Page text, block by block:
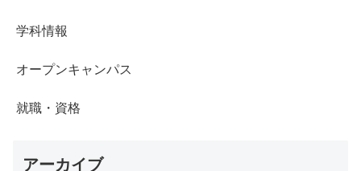
学科情報
オープンキャンパス
就職・資格
アーカイブ